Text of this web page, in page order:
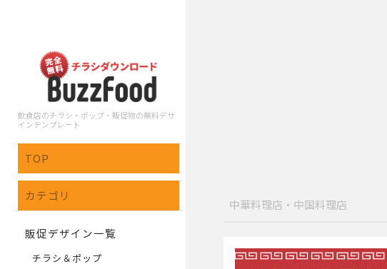
飲食店のチラシ・ポップ・販促物の無料デザ
インテンプレート
TOP
カテゴリ
販促デザイン一覧
チラシ＆ポップ
中華料理店・中国料理店